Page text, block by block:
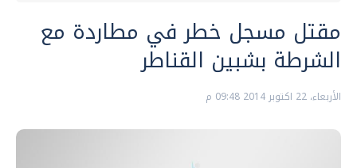
مقتل مسجل خطر في مطاردة مع
الشرطة بشبين القناطر
الأربعاء، 22 اكتوبر 2014 09:48 م